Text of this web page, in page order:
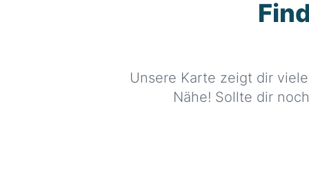
Unsere Karte zeigt dir
Nähe! Sollte dir